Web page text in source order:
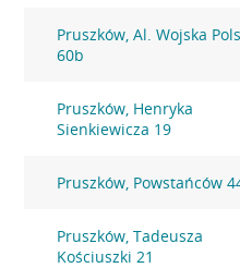
Pruszków, Al. Wojska
60b
Pruszków, Henryka
Sienkiewicza 19
Pruszków, Powstańców
Pruszków, Tadeusza
Kościuszki 21